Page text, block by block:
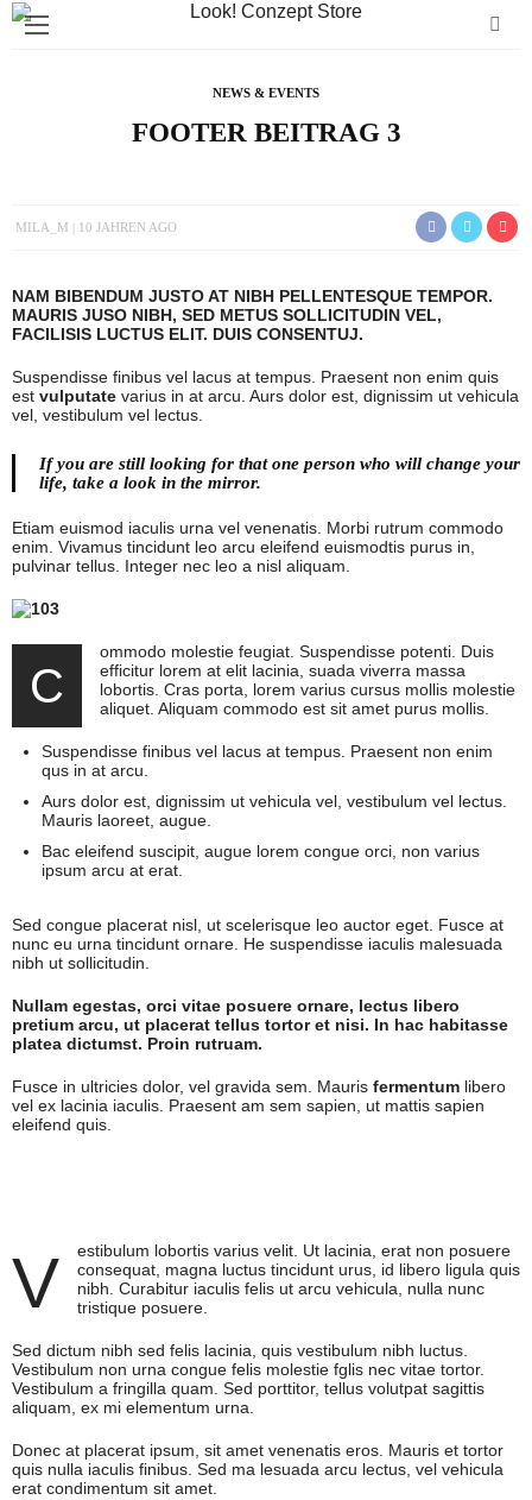
NEWS & EVENTS
FOOTER BEITRAG 3
MILA_M 10 JAHREN AGO
NAM BIBENDUM JUSTO AT NIBH PELLENTESQUE TEMPOR.
MAURIS JUSO NIBH, SED METUS SOLLICITUDIN VEL,
FACILISIS LUCTUS ELIT. DUIS CONSENTUJ.
Suspendisse finibus vel lacus at tempus. Praesent non enim quis
est vulputate varius in at arcu. Aurs dolor est, dignissim ut vehicula
vel, vestibulum vel lectus.
If you are still looking for that one person who will change your
life, take a look in the mirror.
Etiam euismod iaculis urna vel venenatis. Morbi rutrum commodo
enim. Vivamus tincidunt leo arcu eleifend euismodtis purus in,
pulvinar tellus. Integer nec leo a nisl aliquam.
C
ommodo molestie feugiat. Suspendisse potenti. Duis
efficitur lorem at elit lacinia, suada viverra massa
lobortis. Cras porta, lorem varius cursus mollis molestie
aliquet. Aliquam commodo est sit amet purus mollis.
Suspendisse finibus vel lacus at tempus. Praesent non enim
qus in at arcu.
Aurs dolor est, dignissim ut vehicula vel, vestibulum vel lectus.
Mauris laoreet, augue.
Bac eleifend suscipit, augue lorem congue orci, non varius
ipsum arcu at erat.
Sed congue placerat nisl, ut scelerisque leo auctor eget. Fusce at
nunc eu urna tincidunt ornare. He suspendisse iaculis malesuada
nibh ut sollicitudin.
Nullam egestas, orci vitae posuere ornare, lectus libero
pretium arcu, ut placerat tellus tortor et nisi. In hac habitasse
platea dictumst. Proin rutruam.
Fusce in ultricies dolor, vel gravida sem. Mauris fermentum libero
vel ex lacinia iaculis. Praesent am sem sapien, ut mattis sapien
eleifend quis.
V
estibulum lobortis varius velit. Ut lacinia, erat non posuere
consequat, magna luctus tincidunt urus, id libero ligula quis
nibh. Curabitur iaculis felis ut arcu vehicula, nulla nunc
tristique posuere.
Sed dictum nibh sed felis lacinia, quis vestibulum nibh luctus.
Vestibulum non urna congue felis molestie fglis nec vitae tortor.
Vestibulum a fringilla quam. Sed porttitor, tellus volutpat sagittis
aliquam, ex mi elementum urna.
Donec at placerat ipsum, sit amet venenatis eros. Mauris et tortor
quis nulla iaculis finibus. Sed ma lesuada arcu lectus, vel vehicula
erat condimentum sit amet.